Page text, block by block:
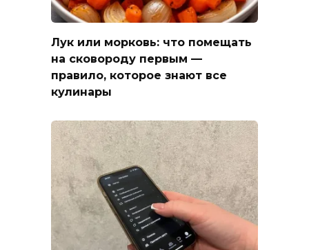
Лук или морковь: что помещать
на сковороду первым —
правило, которое знают все
кулинары